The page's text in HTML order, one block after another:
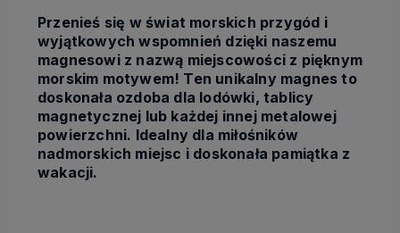
Przenieś się w świat morskich przygód i
wyjątkowych wspomnień dzięki naszemu
magnesowi z nazwą miejscowości z pięknym
morskim motywem! Ten unikalny magnes to
doskonała ozdoba dla lodówki, tablicy
magnetycznej lub każdej innej metalowej
powierzchni. Idealny dla miłośników
nadmorskich miejsc i doskonała pamiątka z
wakacji.